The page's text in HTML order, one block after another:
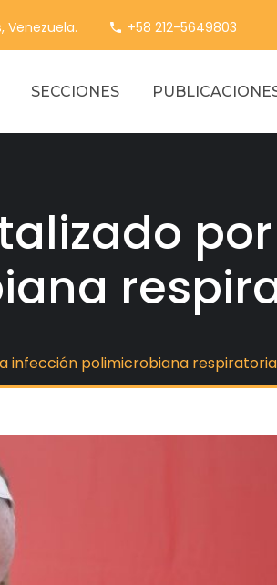
Venezuela. +58 212-5649803
SECCIONES
infección polimicrobiana respiratoria